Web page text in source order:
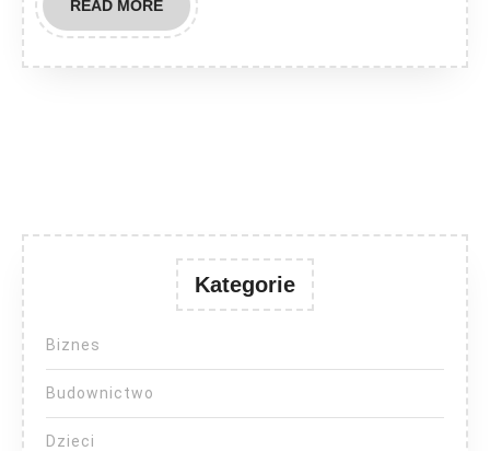
READ MOREREAD
MORE
Kategorie
Biznes
Budownictwo
Dzieci